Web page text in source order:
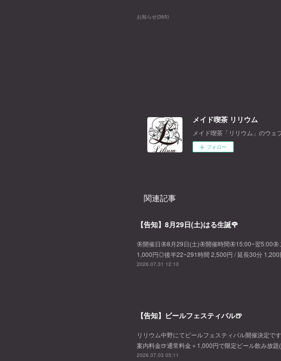
お知らせ(365)
メイド喫茶 リリウム
メイド喫茶「リリウム」のウェ
フォロー
関連記事
【告知】8月29日(土)はる生誕🌹
🦋開催日🦋8月29日(土)🦋開催時間🦋15:00~翌
1,000円◎後半22~291時間 2,500円 / 延長30分
2026.07.31 12:10
【告知】ビールフェスティバル🍺
リリウム中野にてビールフェスティバル開催決定
案内料金🍺通常料金＋1,000円で限定ビール飲み放
2026.07.03 05:11